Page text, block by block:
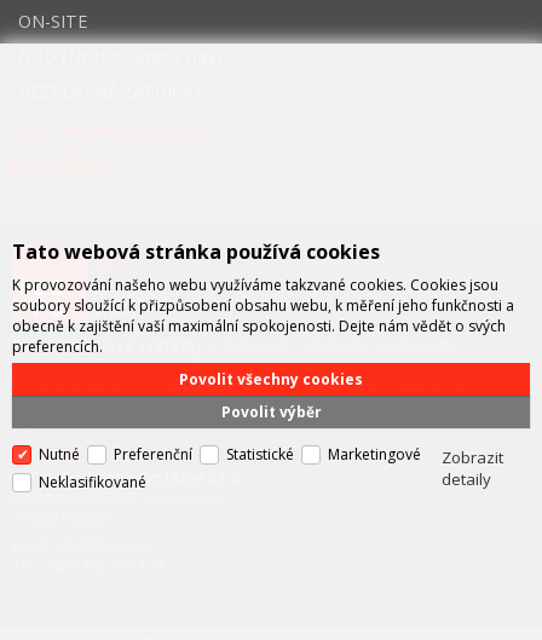
ON-SITE
FCC průmyslové systémy
zastupující významné výrobce v oblasti průmyslové automatizace a
telekomunikační techniky. Společnost je též významným vývojářem a
integrátorem se specializací na systémy strojového vidění a pokročilé
robotiky.
KONTAKT
FCC průmyslové systémy s.r.o.
U Výstaviště 138/3, Holešovice
Tato webová stránka používá cookies
K provozování našeho webu využíváme takzvané cookies. Cookies jsou
soubory sloužící k přizpůsobení obsahu webu, k měření jeho funkčnosti a
obecně k zajištění vaší maximální spokojenosti. Dejte nám vědět o svých
preferencích.
Povolit výběr
Povolit všechny cookies
Nutné Preferenční Statistické
Marketingové
Neklasifikované
Zobrazit
detaily